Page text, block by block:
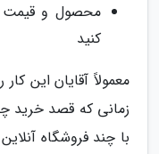
محصول و قیمت
کنید
معمولاً آقایان این
زمانی که قصد خرید
با چند فروشگاه